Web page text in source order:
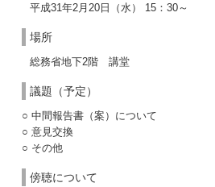
平成31年2月20日（水） 15：30～
場所
総務省地下2階 講堂
議題（予定）
○ 中間報告書（案）について
○ 意見交換
○ その他
傍聴について